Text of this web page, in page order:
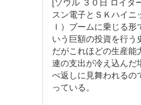
スン電子とＳＫハイニ
Ｉ）ブームに乗じる
いう巨額の投資を行う
だがこれほどの生産能
連の支出が冷え込んだ‌
ぺ返しに見舞われるの
っている。